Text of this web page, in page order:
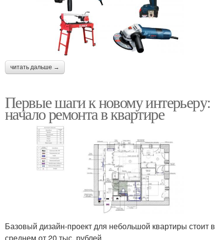
читать дальше →
Первые шаги к новому интерьеру:
начало ремонта в квартире
Базовый дизайн-проект для небольшой квартиры стоит в